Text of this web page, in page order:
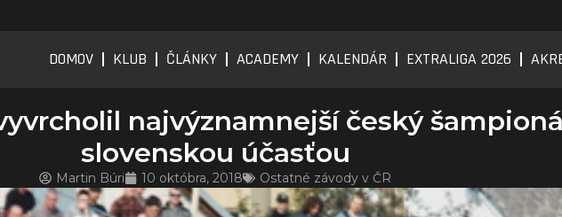
DOMOV KLUB ČLÁNKY ACADEMY KALENDÁR EXTRALIGA 2026
najvýznamnejší český
slovenskou účasťou
Martin Búri 10 októbra, 2018 Ostatné závody v ČR